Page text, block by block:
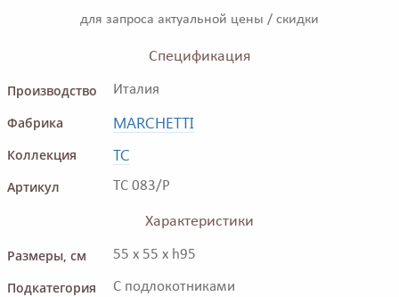
для запроса актуальной цены / скидки
Спецификация
Производство
Италия
Фабрика MARCHETTI
Коллекция TC
Артикул TC 083/P
Характеристики
Размеры, см
55 x 55 x h95
Подкатегория С подлокотниками